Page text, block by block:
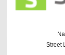
Street